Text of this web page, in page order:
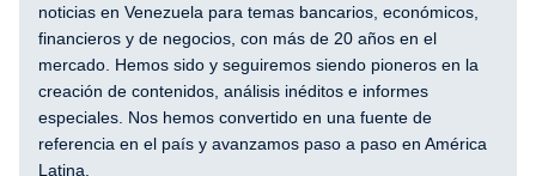
noticias en Venezuela para temas bancarios, económicos,
financieros y de negocios, con más de 20 años en el
mercado. Hemos sido y seguiremos siendo pioneros en la
creación de contenidos, análisis inéditos e informes
especiales. Nos hemos convertido en una fuente de
referencia en el país y avanzamos paso a paso en América
Latina.